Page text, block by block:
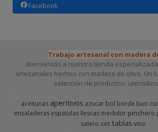
Facebook
Trabajo artesanal con madera
Bienvenido a nuestra tienda
artesanales hechos con madera de olivo. Un
selección de productos:
aceitunas aperitivos azucar bol borde buo
ensaladeras espatulas llescas medidor pinchero
salero set tablas vino